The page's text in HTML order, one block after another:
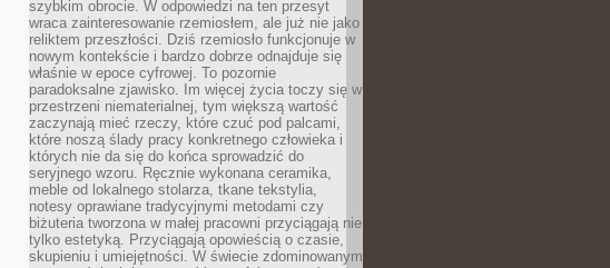
szybkim obrocie. W odpowiedzi na ten przesyt
wraca zainteresowanie rzemiosłem, ale już nie jako
reliktem przeszłości. Dziś rzemiosło funkcjonuje w
nowym kontekście i bardzo dobrze odnajduje się
właśnie w epoce cyfrowej. To pozornie
paradoksalne zjawisko. Im więcej życia toczy się w
przestrzeni niematerialnej, tym większą wartość
zaczynają mieć rzeczy, które czuć pod palcami,
które noszą ślady pracy konkretnego człowieka i
których nie da się do końca sprowadzić do
seryjnego wzoru. Ręcznie wykonana ceramika,
meble od lokalnego stolarza, tkane tekstylia,
notesy oprawiane tradycyjnymi metodami czy
biżuteria tworzona w małej pracowni przyciągają nie
tylko estetyką. Przyciągają opowieścią o czasie,
skupieniu i umiejętności. W świecie zdominowanym